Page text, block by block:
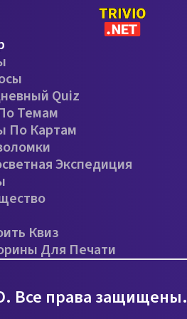
Quiz
Темам
По Картам
Экспедиция
Квиз
Для Печати
Все права защищены.